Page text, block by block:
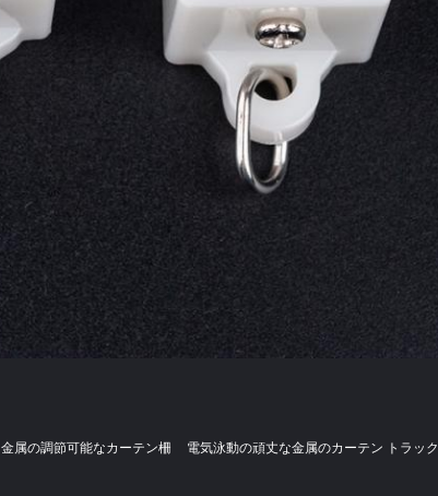
金属の調節可能なカーテン柵 電気泳動の頑丈な金属のカーテン トラック